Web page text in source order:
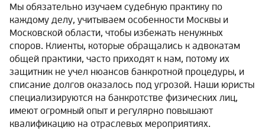
Мы обязательно изучаем судебную практику по
каждому делу, учитываем особенности Москвы и
Московской области, чтобы избежать ненужных
споров. Клиенты, которые обращались к адвокатам
общей практики, часто приходят к нам, потому их
защитник не учел нюансов банкротной процедуры, и
списание долгов оказалось под угрозой. Наши юристы
специализируются на банкротстве физических лиц,
имеют огромный опыт и регулярно повышают
квалификацию на отраслевых мероприятиях.